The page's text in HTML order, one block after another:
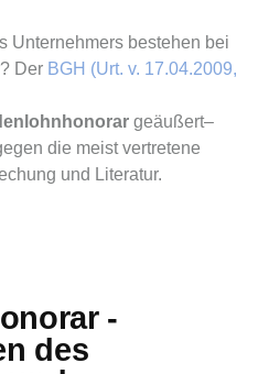
Unternehmers bestehen bei
Der BGH (Urt. v. 17.04.2009,
geäußert–
die meist vertretene
und Literatur.
-
des